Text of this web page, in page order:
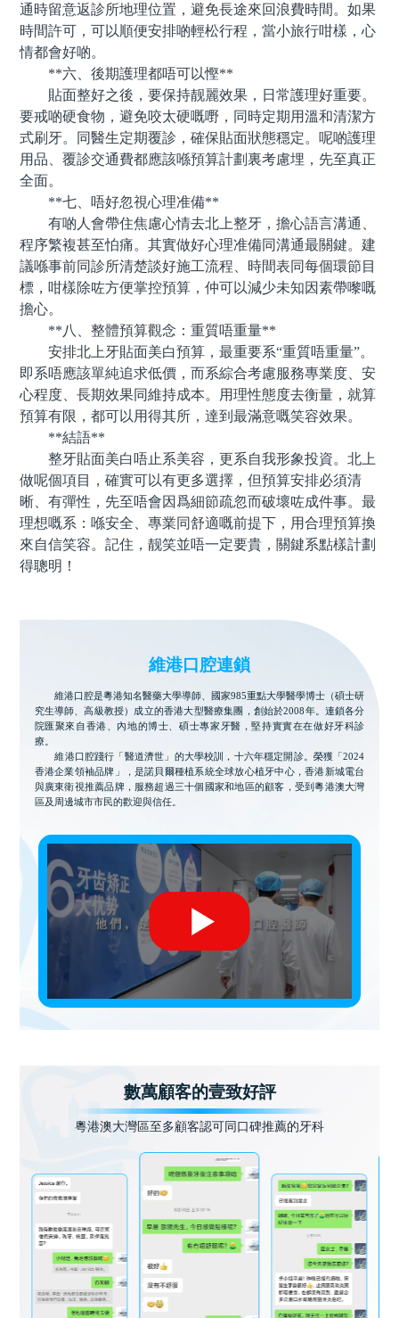
通時留意返診所地理位置，避免長途來回浪費時間。如果
時間許可，可以順便安排啲輕松行程，當小旅行咁樣，心
情都會好啲。
**六、後期護理都唔可以慳**
貼面整好之後，要保持靓麗效果，日常護理好重要。
要戒啲硬食物，避免咬太硬嘅嘢，同時定期用溫和清潔方
式刷牙。同醫生定期覆診，確保貼面狀態穩定。呢啲護理
用品、覆診交通費都應該喺預算計劃裏考慮埋，先至真正
全面。
**七、唔好忽視心理准備**
有啲人會帶住焦慮心情去北上整牙，擔心語言溝通、
程序繁複甚至怕痛。其實做好心理准備同溝通最關鍵。建
議喺事前同診所清楚談好施工流程、時間表同每個環節目
標，咁樣除咗方便掌控預算，仲可以減少未知因素帶嚟嘅
擔心。
**八、整體預算觀念：重質唔重量**
安排北上牙貼面美白預算，最重要系“重質唔重量”。
即系唔應該單純追求低價，而系綜合考慮服務專業度、安
心程度、長期效果同維持成本。用理性態度去衡量，就算
預算有限，都可以用得其所，達到最滿意嘅笑容效果。
**結語**
整牙貼面美白唔止系美容，更系自我形象投資。北上
做呢個項目，確實可以有更多選擇，但預算安排必須清
晰、有彈性，先至唔會因爲細節疏忽而破壞咗成件事。最
理想嘅系：喺安全、專業同舒適嘅前提下，用合理預算換
來自信笑容。記住，靓笑並唔一定要貴，關鍵系點樣計劃
得聰明！
維港口腔連鎖
維港口腔是粵港知名醫藥大學導師、國家985重點大學醫學博士（碩士研
究生導師、高級教授）成立的香港大型醫療集團，創始於2008年。連鎖各分
院匯聚來自香港、內地的博士、碩士專家牙醫，堅持實實在在做好牙科診
療。
維港口腔踐行「醫道濟世」的大學校訓，十六年穩定開診。榮獲「2024
香港企業領袖品牌」，是諾貝爾種植系統全球放心植牙中心，香港新城電台
與廣東衛視推薦品牌，服務超過三十個國家和地區的顧客，受到粵港澳大灣
區及周邊城市市民的歡迎與信任。
數萬顧客的壹致好評
粵港澳大灣區至多顧客認可同口碑推薦的牙科